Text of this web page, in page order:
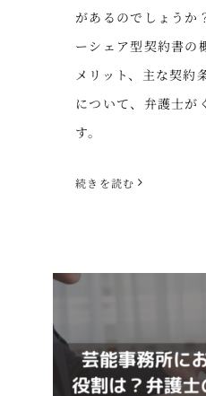
があるのでしょうか
ーシェア型契約書の
メリット、主な契約
について、弁護士が
す。
続きを読む